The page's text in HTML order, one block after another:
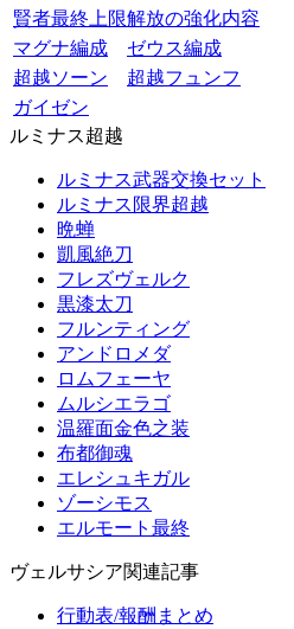
賢者最終上限解放の強化内容
マグナ編成
ゼウス編成
超越ソーン
超越フュンフ
ガイゼン
ルミナス超越
ルミナス武器交換セット
ルミナス限界超越
晩蝉
凱風絶刀
フレズヴェルク
黒漆太刀
フルンティング
アンドロメダ
ロムフェーヤ
ムルシエラゴ
温羅面金色之装
布都御魂
エレシュキガル
ゾーシモス
エルモート最終
ヴェルサシア関連記事
行動表/報酬まとめ